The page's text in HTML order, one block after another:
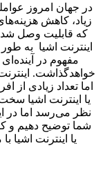
در جهان امروز
زیاد، کاهش
که قابلیت وصل
اینترنت اشیا به
مفهوم در آینده‌ای
خواهد‌گذاشت.
اما تعداد زیادی از
نظر می‌رسد اما در
شما توضیح دهیم و